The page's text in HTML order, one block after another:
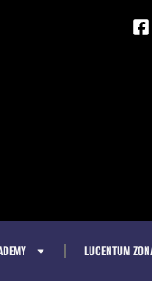
LUCENTUM